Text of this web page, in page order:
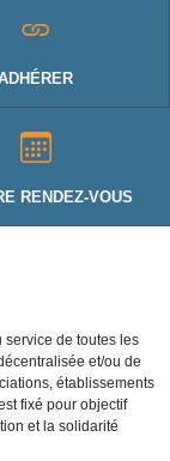
RENDEZ-VOUS
service de toutes les
et/ou de
établissements
fixé pour objectif
et la solidarité